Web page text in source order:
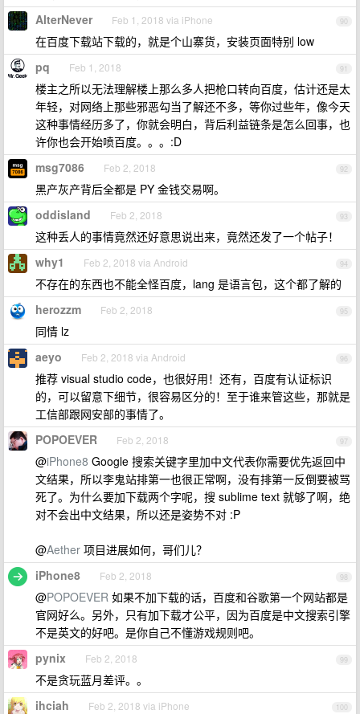
90
AlterNever Feb 1, 2018 via iPhone
在百度下载站下载的，就是个山寨货，安装页面特别 low
91
pq Feb 1, 2018
楼主之所以无法理解楼上那么多人把枪口转向百度，估计还是太
年轻，对网络上那些邪恶勾当了解还不多，等你过些年，像今天
这种事情经历多了，你就会明白，背后利益链条是怎么回事，也
许你也会开始喷百度。。。:D
92
msg7086 Feb 2, 2018
黑产灰产背后全都是 PY 金钱交易啊。
93
oddisland Feb 2, 2018
这种丢人的事情竟然还好意思说出来，竟然还发了一个帖子！
94
why1 Feb 2, 2018 via Android
不存在的东西也不能全怪百度，lang 是语言包，这个都了解的
95
herozzm Feb 2, 2018
同情 lz
96
aeyo Feb 2, 2018 via Android
推荐 visual studio code，也很好用！还有，百度有认证标识
的，可以留意下细节，很容易区分的！至于谁来管这些，那就是
工信部跟网安部的事情了。
97
POPOEVER Feb 2, 2018
@iPhone8 Google 搜索关键字里加中文代表你需要优先返回中
文结果，所以李鬼站排第一也很正常啊，没有排第一反倒要被骂
死了。为什么要加下载两个字呢，搜 sublime text 就够了啊，绝
对不会出中文结果，所以还是姿势不对 :P
@Aether 项目进展如何，哥们儿？
98
iPhone8 Feb 2, 2018
@POPOEVER 如果不加下载的话，百度和谷歌第一个网站都是
官网好么。另外，只有加下载才公平，因为百度是中文搜索引擎
不是英文的好吧。是你自己不懂游戏规则吧。
99
pynix Feb 2, 2018
不是贪玩蓝月差评。。
100
ihciah Feb 2, 2018 via iPhone